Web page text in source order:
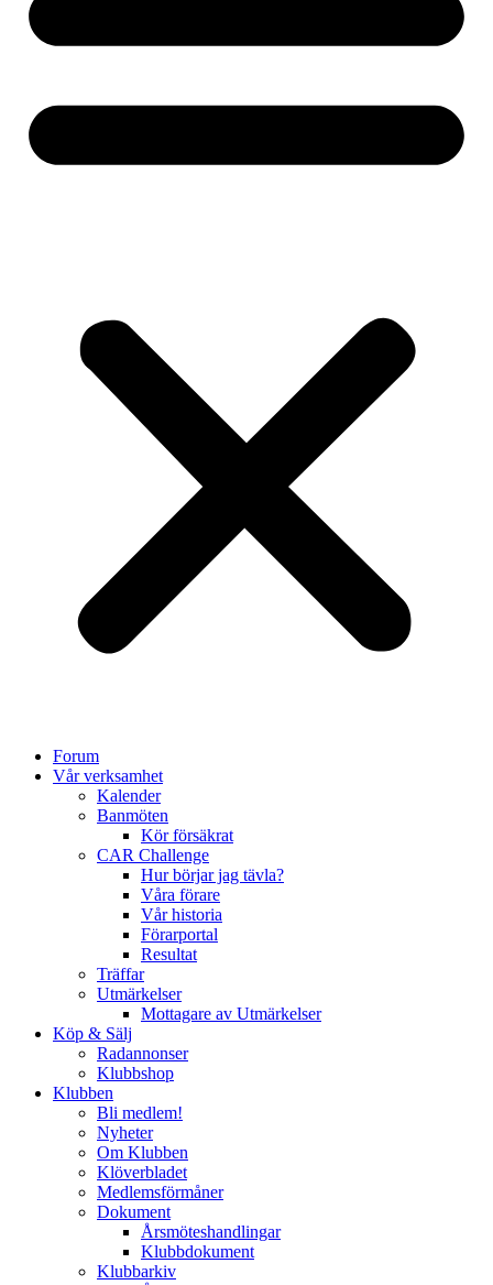
Forum
Vår verksamhet
Kalender
Banmöten
Kör försäkrat
CAR Challenge
Hur börjar jag tävla?
Våra förare
Vår historia
Förarportal
Resultat
Träffar
Utmärkelser
Mottagare av Utmärkelser
Köp & Sälj
Radannonser
Klubbshop
Klubben
Bli medlem!
Nyheter
Om Klubben
Klöverbladet
Medlemsförmåner
Dokument
Årsmöteshandlingar
Klubbdokument
Klubbarkiv